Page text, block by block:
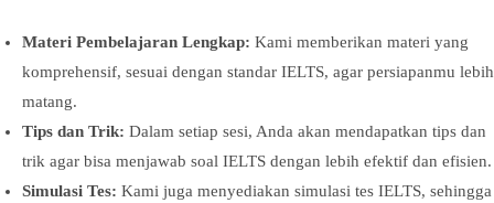
Materi Pembelajaran Lengkap: Kami memberikan materi yang
komprehensif, sesuai dengan standar IELTS, agar persiapanmu lebih
matang.
Tips dan Trik: Dalam setiap sesi, Anda akan mendapatkan tips dan
trik agar bisa menjawab soal IELTS dengan lebih efektif dan efisien.
Simulasi Tes: Kami juga menyediakan simulasi tes IELTS, sehingga